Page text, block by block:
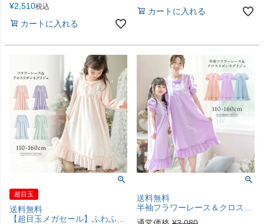
¥2,510税込
カートに入れる
カートに入れる
超目玉
送料無料
【超目玉メガセール】ふわふわフリースフラワーレース＆クロスリボンネグリジェ キャサリンコテージ ゆめかわ キッズパジャマ ジュニア ママ レディース 大人子供兼用 母娘コーデ 冬 あったか プリンセス風 TAK
送料無料
半袖フラワーレース＆クロスリボンネグリジェ キッズ ジュニア 子供用 女の子 ルームウェア ナイトドレス プリンセス風 キャサリンコテージ TAK